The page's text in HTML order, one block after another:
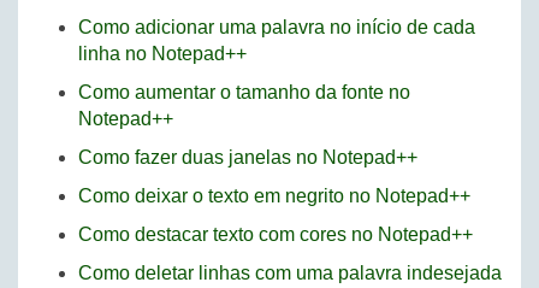
Como adicionar uma palavra no início de cada
linha no Notepad++
Como aumentar o tamanho da fonte no
Notepad++
Como fazer duas janelas no Notepad++
Como deixar o texto em negrito no Notepad++
Como destacar texto com cores no Notepad++
Como deletar linhas com uma palavra indesejada